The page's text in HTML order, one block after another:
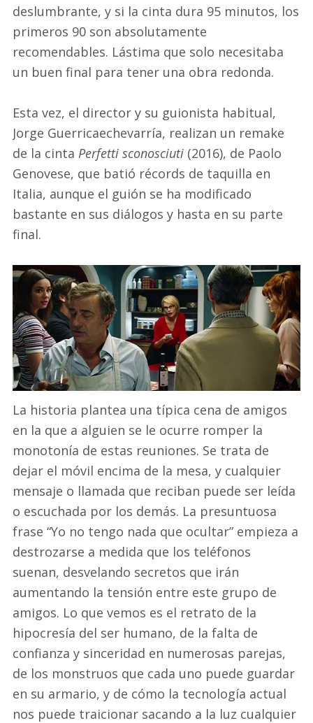
deslumbrante, y si la cinta dura 95 minutos, los
primeros 90 son absolutamente
recomendables. Lástima que solo necesitaba
un buen final para tener una obra redonda.
Esta vez, el director y su guionista habitual,
Jorge Guerricaechevarría, realizan un remake
de la cinta Perfetti sconosciuti (2016), de Paolo
Genovese, que batió récords de taquilla en
Italia, aunque el guión se ha modificado
bastante en sus diálogos y hasta en su parte
final.
La historia plantea una típica cena de amigos
en la que a alguien se le ocurre romper la
monotonía de estas reuniones. Se trata de
dejar el móvil encima de la mesa, y cualquier
mensaje o llamada que reciban puede ser leída
o escuchada por los demás. La presuntuosa
frase “Yo no tengo nada que ocultar” empieza a
destrozarse a medida que los teléfonos
suenan, desvelando secretos que irán
aumentando la tensión entre este grupo de
amigos. Lo que vemos es el retrato de la
hipocresía del ser humano, de la falta de
confianza y sinceridad en numerosas parejas,
de los monstruos que cada uno puede guardar
en su armario, y de cómo la tecnología actual
nos puede traicionar sacando a la luz cualquier